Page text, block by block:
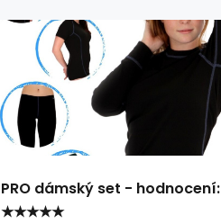
PRO dámský set - hodnocení:
★★★★★